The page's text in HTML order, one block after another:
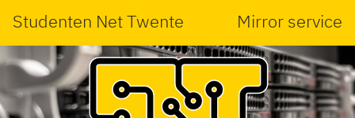
Studenten Net Twente Mirror service